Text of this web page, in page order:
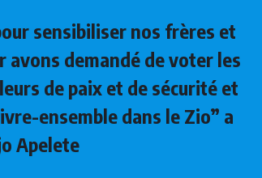
sensibiliser nos frères et
demandé de voter les
de paix et de sécurité et
ensemble dans le Zio” a
Apelete